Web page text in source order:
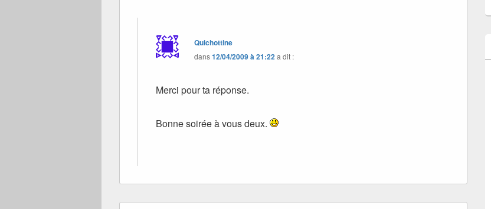
Quichottine
dans12/04/2009 à 21:22a dit :
Merci pour ta réponse.
Bonne soirée à vous deux.